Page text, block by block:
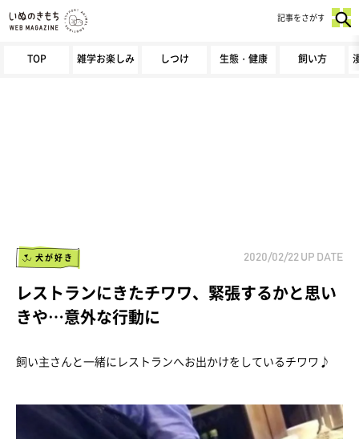
TOP 雑学お楽しみ しつけ 生態・健康 飼い方
記事をさがす
犬が好き 2020/02/22 UP DATE
レストランにきたチワワ、緊張するかと思い
きや…意外な行動に
飼い主さんと一緒にレストランへお出かけをしているチワワ♪